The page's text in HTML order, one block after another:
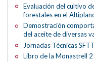
Evaluación del cultivo
forestales en el
Demostración
del aceite de diversas
Jornadas Técnicas
Libro de la Monastrell 2